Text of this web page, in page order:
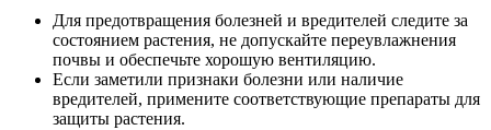
Для предотвращения болезней и вредителей следите за
состоянием растения, не допускайте переувлажнения
почвы и обеспечьте хорошую вентиляцию.
Если заметили признаки болезни или наличие
вредителей, примените соответствующие препараты для
защиты растения.